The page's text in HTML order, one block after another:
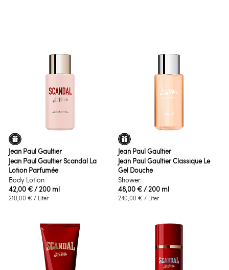
Jean Paul Gaultier
Jean Paul Gaultier Scandal La
Lotion Parfumée
Body Lotion
42,00 €/ 200 ml
210,00 € / Liter
Jean Paul Gaultier
Jean Paul Gaultier Classique Le
Gel Douche
Shower
48,00 €/ 200 ml
240,00 € / Liter